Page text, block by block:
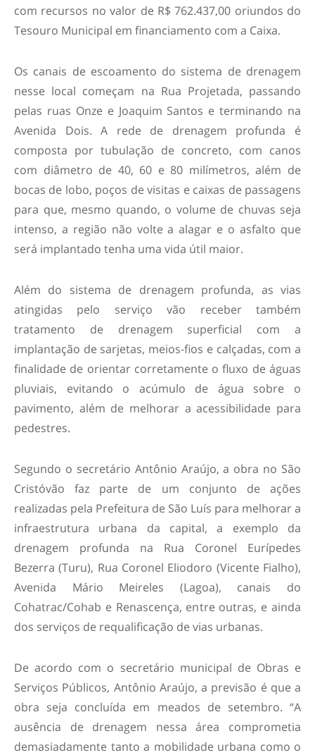
com recursos no valor de R$ 762.437,00 oriundos do
Tesouro Municipal em financiamento com a Caixa.
Os canais de escoamento do sistema de drenagem
nesse local começam na Rua Projetada, passando
pelas ruas Onze e Joaquim Santos e terminando na
Avenida Dois. A rede de drenagem profunda é
composta por tubulação de concreto, com canos
com diâmetro de 40, 60 e 80 milímetros, além de
bocas de lobo, poços de visitas e caixas de passagens
para que, mesmo quando, o volume de chuvas seja
intenso, a região não volte a alagar e o asfalto que
será implantado tenha uma vida útil maior.
Além do sistema de drenagem profunda, as vias
atingidas pelo serviço vão receber também
tratamento de drenagem superficial com a
implantação de sarjetas, meios-fios e calçadas, com a
finalidade de orientar corretamente o fluxo de águas
pluviais, evitando o acúmulo de água sobre o
pavimento, além de melhorar a acessibilidade para
pedestres.
Segundo o secretário Antônio Araújo, a obra no São
Cristóvão faz parte de um conjunto de ações
realizadas pela Prefeitura de São Luís para melhorar a
infraestrutura urbana da capital, a exemplo da
drenagem profunda na Rua Coronel Eurípedes
Bezerra (Turu), Rua Coronel Eliodoro (Vicente Fialho),
Avenida Mário Meireles (Lagoa), canais do
Cohatrac/Cohab e Renascença, entre outras, e ainda
dos serviços de requalificação de vias urbanas.
De acordo com o secretário municipal de Obras e
Serviços Públicos, Antônio Araújo, a previsão é que a
obra seja concluída em meados de setembro. “A
ausência de drenagem nessa área comprometia
demasiadamente tanto a mobilidade urbana como o